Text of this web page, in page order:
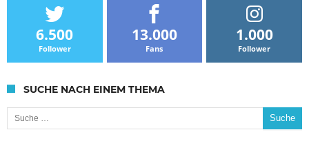
6.500
Follower
13.000
Fans
1.000
Follower
SUCHE NACH EINEM THEMA
Suche nach: